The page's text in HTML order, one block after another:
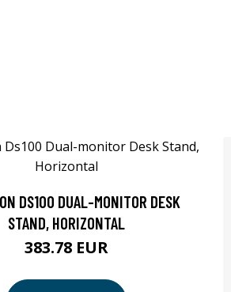
DS100 DUAL-MONITOR DESK
STAND, HORIZONTAL
383.78 EUR